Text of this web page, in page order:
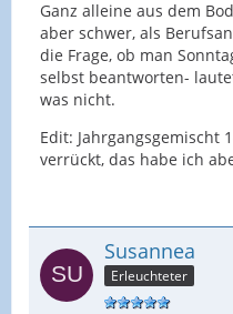
Ganz alleine aus dem
aber schwer, als
die Frage, ob man
selbst beantworten-
was nicht.
Edit: Jahrgangsgemischt
verrückt, das habe ich
Susannea
Erleuchteter